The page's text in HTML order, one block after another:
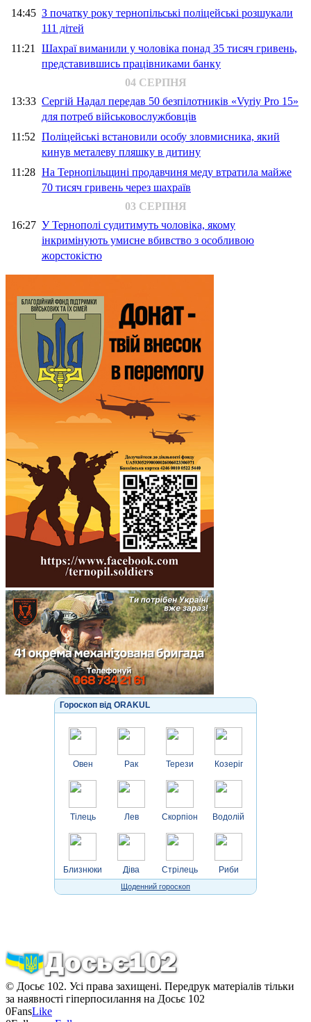
14:45 З початку року тернопільські поліцейські розшукали
111 дітей
11:21 Шахраї виманили у чоловіка понад 35 тисяч гривень,
представившись працівниками банку
04 СЕРПНЯ
13:33 Сергій Надал передав 50 безпілотників «Vyriy Pro 15»
для потреб військовослужбовців
11:52 Поліцейські встановили особу зловмисника, який
кинув металеву пляшку в дитину
11:28 На Тернопільщині продавчиня меду втратила майже
70 тисяч гривень через шахраїв
03 СЕРПНЯ
16:27 У Тернополі судитимуть чоловіка, якому
інкримінують умисне вбивство з особливою
жорстокістю
Гороскоп від ORAKUL
Овен
Тілець
Близнюки
Рак
Лев
Діва
Терези
Скорпіон
Стрілець
Козеріг
Водолій
Риби
Щоденний гороскоп
© Досьє 102. Усі права захищені. Передрук матеріалів тільки
за наявності гіперпосилання на Досьє 102
0FansLike